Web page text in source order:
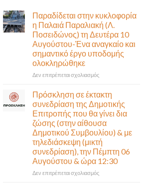
Παραδίδεται στην κυκλοφορία
η Παλαιά Παραλιακή (Λ.
Ποσειδώνος) τη Δευτέρα 10
Αυγούστου-Ένα αναγκαίο και
σημαντικό έργο υποδομής
ολοκληρώθηκε
Δεν επιτρέπεται σχολιασμόςστο
κυκλοφορία
η
Παλαιά
Παραλιακή
(Λ.
Ποσειδώνος)
τη
Δευτέρα
Αυγούστου-
Πρόσκληση σε έκτακτη
συνεδρίαση της Δημοτικής
Επιτροπής που θα γίνει δια
ζώσης (στην αίθουσα
Δημοτικού Συμβουλίου) & με
τηλεδιάσκεψη (μικτή
συνεδρίαση), την Πέμπτη 06
Αυγούστου & ώρα 12:30
Δεν επιτρέπεται σχολιασμόςστο